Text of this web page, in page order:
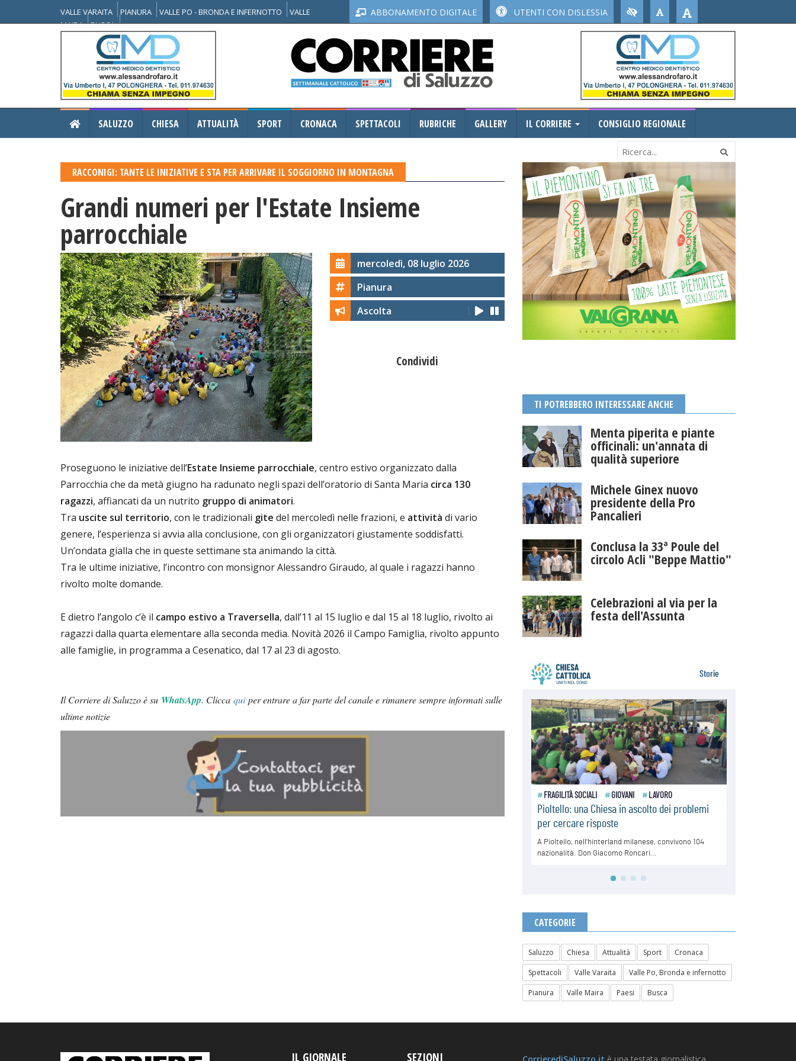
VALLE VARAITA PIANURA VALLE PO - BRONDA E INFERNOTTO
VALLE
MAIRA
BUSCA
ABBONAMENTO DIGITALE UTENTI CON DISLESSIA
SALUZZO CHIESA ATTUALITÀ SPORT CRONACA SPETTACOLI RUBRICHE GALLERY IL CORRIERE CONSIGLIO REGIONALE
RACCONIGI: TANTE LE INIZIATIVE E STA PER ARRIVARE IL SOGGIORNO IN MONTAGNA
Grandi numeri per l'Estate Insieme
parrocchiale
mercoledì, 08 luglio 2026
Pianura
Ascolta
Condividi
Proseguono le iniziative dell’Estate Insieme parrocchiale, centro estivo organizzato dalla
Parrocchia che da metà giugno ha radunato negli spazi dell’oratorio di Santa Maria circa 130
ragazzi, affiancati da un nutrito gruppo di animatori.
Tra uscite sul territorio, con le tradizionali gite del mercoledì nelle frazioni, e attività di vario
genere, l’esperienza si avvia alla conclusione, con gli organizzatori giustamente soddisfatti.
Un’ondata gialla che in queste settimane sta animando la città.
Tra le ultime iniziative, l’incontro con monsignor Alessandro Giraudo, al quale i ragazzi hanno
rivolto molte domande.
E dietro l’angolo c’è il campo estivo a Traversella, dall’11 al 15 luglio e dal 15 al 18 luglio, rivolto ai
ragazzi dalla quarta elementare alla seconda media. Novità 2026 il Campo Famiglia, rivolto appunto
alle famiglie, in programma a Cesenatico, dal 17 al 23 di agosto.
Il Corriere di Saluzzo è su WhatsApp. Clicca quiper entrare a far parte del canale e rimanere sempre informati sulle
ultime notizie
TI POTREBBERO INTERESSARE ANCHE
Menta piperita e piante
officinali: un'annata di
qualità superiore
Michele Ginex nuovo
presidente della Pro
Pancalieri
Conclusa la 33ª Poule del
circolo Acli "Beppe Mattio"
Celebrazioni al via per la
festa dell'Assunta
CATEGORIE
Saluzzo Chiesa Attualità Sport
Cronaca
Spettacoli
Valle Varaita
Valle Po, Bronda e infernotto
Pianura
Valle Maira Paesi Busca
IL GIORNALE SEZIONI